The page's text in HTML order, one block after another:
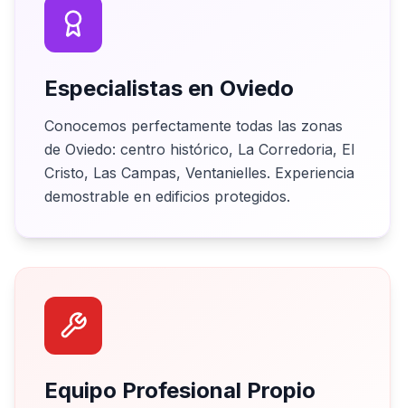
Especialistas en Oviedo
Conocemos perfectamente todas las zonas
de Oviedo: centro histórico, La Corredoria, El
Cristo, Las Campas, Ventanielles. Experiencia
demostrable en edificios protegidos.
Equipo Profesional Propio